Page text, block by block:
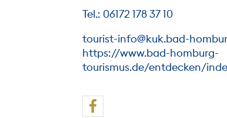
Tel.: 06172 178 37 10
tourist-info@kuk.bad-
https://www.bad-homburg-
tourismus.de/entdecken/